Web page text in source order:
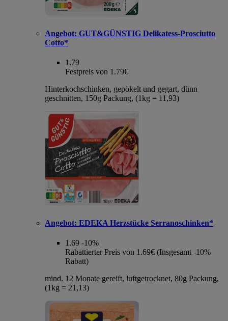
Angebot: GUT&GÜNSTIG Delikatess-Prosciutto
Cotto*
1.79
Festpreis von 1.79€
Hinterkochschinken, gepökelt und gegart, dünn
geschnitten, 150g Packung, (1kg = 11,93)
Angebot: EDEKA Herzstücke Serranoschinken*
1.69 -10%
Rabattierter Preis von 1.69€ (Insgesamt -10%
Rabatt)
mind. 12 Monate gereift, luftgetrocknet, 80g Packung,
(1kg = 21,13)